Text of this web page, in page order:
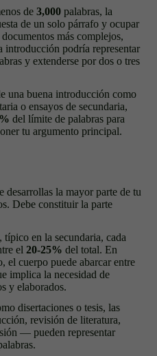
de 3,000 palabras, la
de un solo párrafo y ocupar
más complejos,
introducción podría representar
y extenderse por dos o tres
una buena introducción como
o ensayos de secundaria,
del límite de palabras para
tu argumento principal.
desarrollas la mayor parte de tu
Debe constituir la parte
en la secundaria, cada
el 20-25% del total. En
el cuerpo puede abarcar entre
implica la necesidad de
y elaborados.
disertaciones o tesis, las
revisión de literatura,
— pueden representar